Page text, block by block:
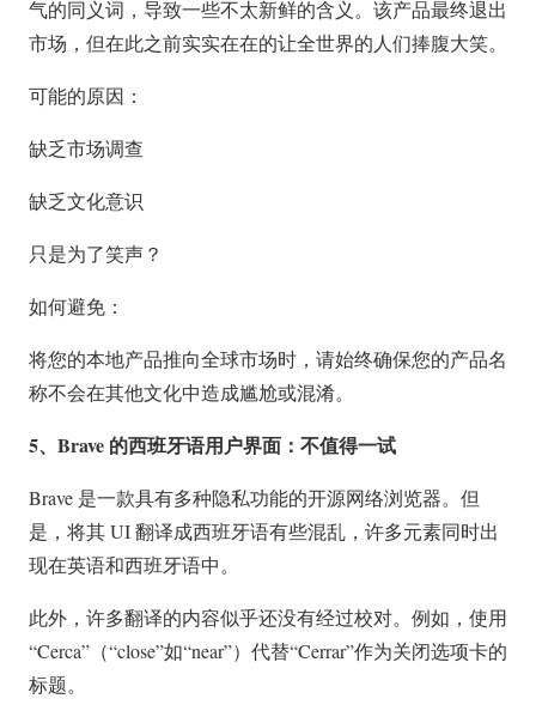
气的同义词，导致一些不太新鲜的含义。该产品最终退出
市场，但在此之前实实在在的让全世界的人们捧腹大笑。
可能的原因：
缺乏市场调查
缺乏文化意识
只是为了笑声？
如何避免：
将您的本地产品推向全球市场时，请始终确保您的产品名
称不会在其他文化中造成尴尬或混淆。
5、Brave 的西班牙语用户界面：不值得一试
Brave 是一款具有多种隐私功能的开源网络浏览器。但
是，将其 UI 翻译成西班牙语有些混乱，许多元素同时出
现在英语和西班牙语中。
此外，许多翻译的内容似乎还没有经过校对。例如，使用
“Cerca”（“close”如“near”）代替“Cerrar”作为关闭选项卡的
标题。